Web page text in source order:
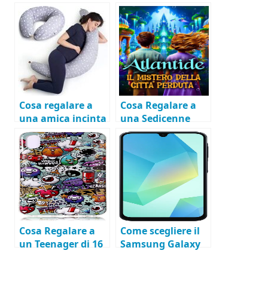
Cosa regalare a
una amica incinta
Cosa Regalare a
una Sedicenne
Appassionata di
Libri Fantasy
Cosa Regalare a
un Teenager di 16
Come scegliere il
Samsung Galaxy